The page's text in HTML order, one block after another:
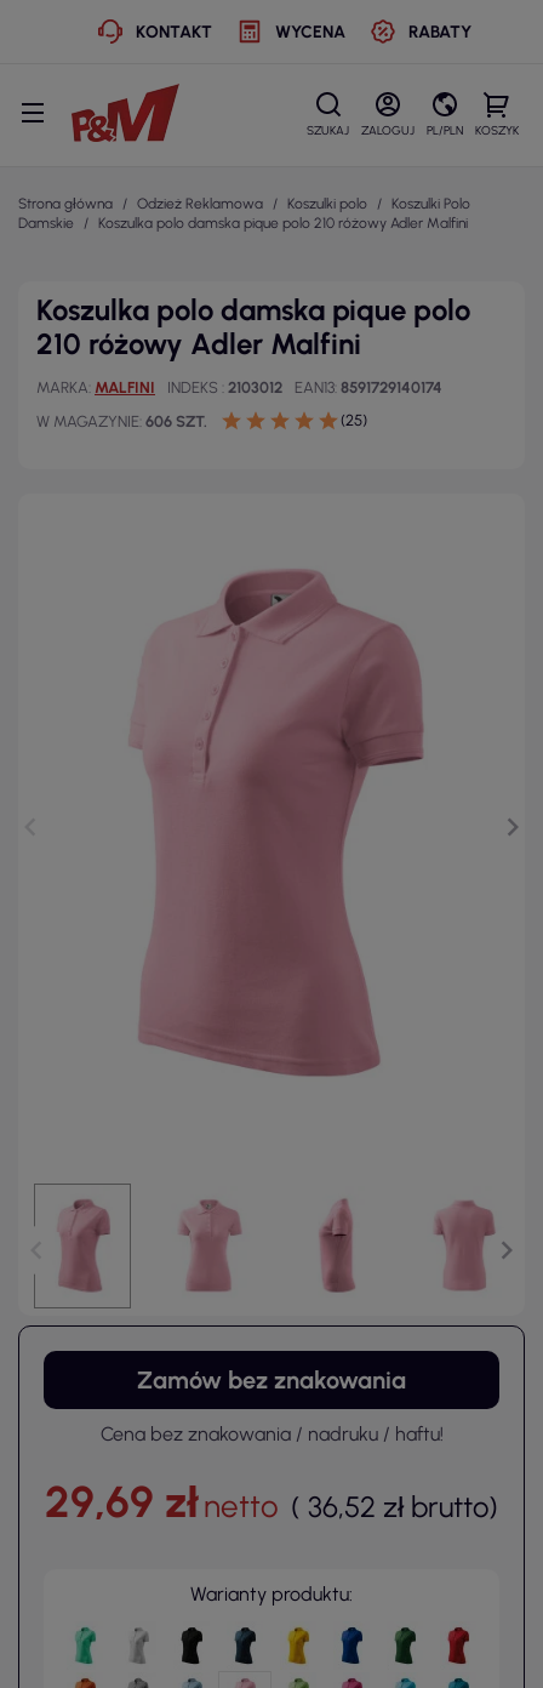
KONTAKT WYCENA RABATY
SZUKAJ ZALOGUJ PL/PLN KOSZYK
Strona główna Odzież Reklamowa Koszulki polo
Koszulki Polo
Damskie
Koszulka polo damska pique polo 210 różowy Adler Malfini
Koszulka polo damska pique polo
210 różowy Adler Malfini
MARKA MALFINI INDEKS 2103012 EAN13 8591729140174
W MAGAZYNIE 606 SZT. (25)
Zamów bez znakowania
Cena bez znakowania / nadruku / haftu!
29,69 złnetto ( 36,52 zł brutto)
Warianty produktu: